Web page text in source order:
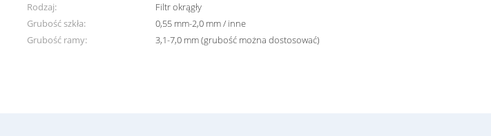
Rodzaj:
Filtr okrągły
Grubość szkła:
0,55 mm-2,0 mm / inne
Grubość ramy:
3,1-7,0 mm (grubość można dostosować)